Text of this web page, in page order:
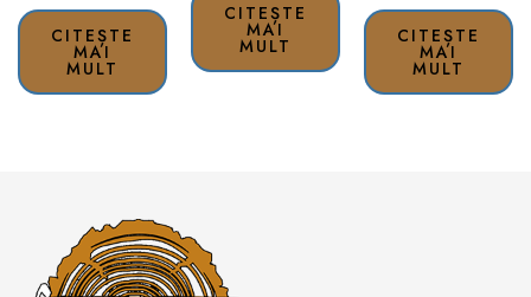
CITEȘTE
MAI
MULT
CITEȘTE
MAI
MULT CITEȘTE
MAI
MULT